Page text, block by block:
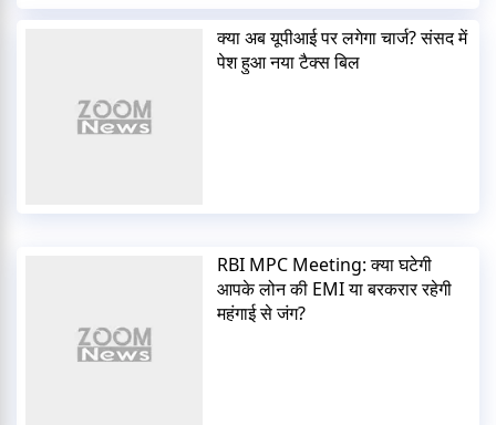
क्या अब यूपीआई पर लगेगा चार्ज? संसद में
पेश हुआ नया टैक्स बिल
RBI MPC Meeting: क्या घटेगी
आपके लोन की EMI या बरकरार रहेगी
महंगाई से जंग?